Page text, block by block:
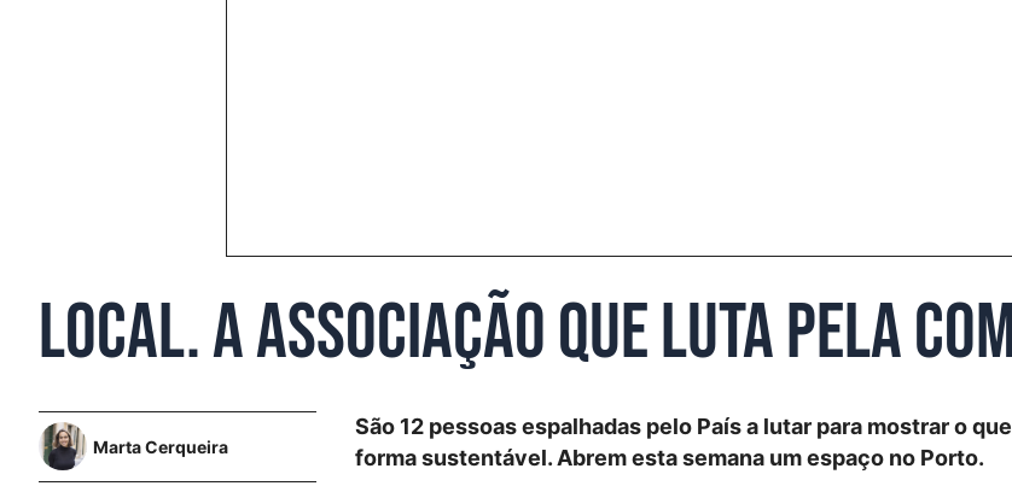
LOCAL. A associação que luta pela
Marta Cerqueira
São 12 pessoas espalhadas pelo País a lutar para mostrar o
forma sustentável. Abrem esta semana um espaço no Porto.